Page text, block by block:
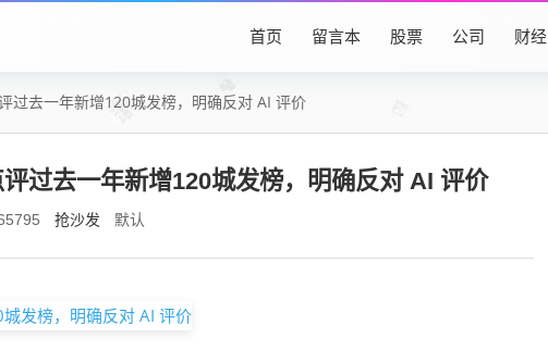
首页 留言本 股票 公司 财经
过去一年新增120城发榜，明确反对 AI 评价
过去一年新增120城发榜，明确反对 AI 评价
抢沙发 默认